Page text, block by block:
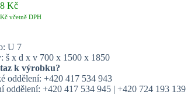
Kč
Kč včetně DPH
U 7
š x d x v 700 x 1500 x 1850
k výrobku?
oddělení: +420 417 534 943
oddělení: +420 417 534 945 | +420 724 193 139